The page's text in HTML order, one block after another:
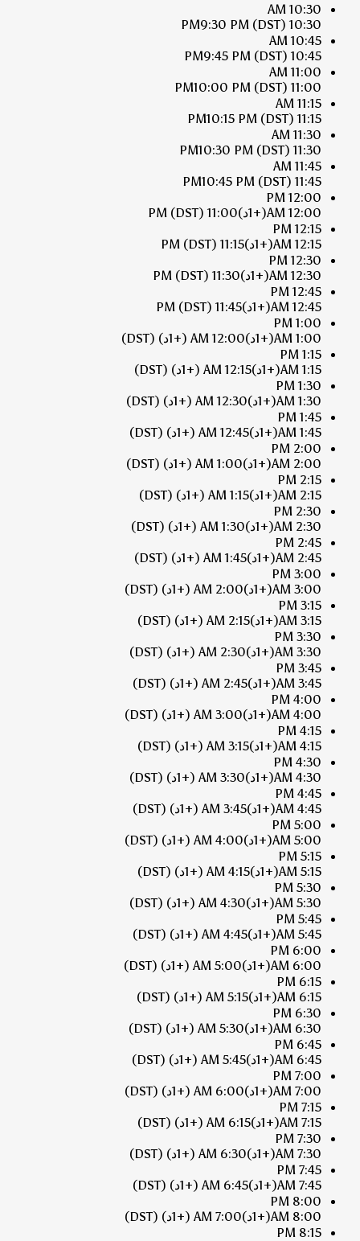
10:30 AM
10:30 PM
9:30 PM (DST)
10:45 AM
10:45 PM
9:45 PM (DST)
11:00 AM
11:00 PM
10:00 PM (DST)
11:15 AM
11:15 PM
10:15 PM (DST)
11:30 AM
11:30 PM
10:30 PM (DST)
11:45 AM
11:45 PM
10:45 PM (DST)
12:00 PM
12:00 AM
(+1د) 11:00 PM
(DST)
12:15 PM
12:15 AM
(+1د) 11:15 PM
(DST)
12:30 PM
12:30 AM
(+1د) 11:30 PM
(DST)
12:45 PM
12:45 AM
(+1د) 11:45 PM
(DST)
1:00 PM
1:00 AM
(+1د) 12:00 AM (+1د)
(DST)
1:15 PM
1:15 AM
(+1د) 12:15 AM (+1د)
(DST)
1:30 PM
1:30 AM
(+1د) 12:30 AM (+1د)
(DST)
1:45 PM
1:45 AM
(+1د) 12:45 AM (+1د)
(DST)
2:00 PM
2:00 AM
(+1د) 1:00 AM (+1د)
(DST)
2:15 PM
2:15 AM
(+1د) 1:15 AM (+1د)
(DST)
2:30 PM
2:30 AM
(+1د) 1:30 AM (+1د)
(DST)
2:45 PM
2:45 AM
(+1د) 1:45 AM (+1د)
(DST)
3:00 PM
3:00 AM
(+1د) 2:00 AM (+1د)
(DST)
3:15 PM
3:15 AM
(+1د) 2:15 AM (+1د)
(DST)
3:30 PM
3:30 AM
(+1د) 2:30 AM (+1د)
(DST)
3:45 PM
3:45 AM
(+1د) 2:45 AM (+1د)
(DST)
4:00 PM
4:00 AM
(+1د) 3:00 AM (+1د)
(DST)
4:15 PM
4:15 AM
(+1د) 3:15 AM (+1د)
(DST)
4:30 PM
4:30 AM
(+1د) 3:30 AM (+1د)
(DST)
4:45 PM
4:45 AM
(+1د) 3:45 AM (+1د)
(DST)
5:00 PM
5:00 AM
(+1د) 4:00 AM (+1د)
(DST)
5:15 PM
5:15 AM
(+1د) 4:15 AM (+1د)
(DST)
5:30 PM
5:30 AM
(+1د) 4:30 AM (+1د)
(DST)
5:45 PM
5:45 AM
(+1د) 4:45 AM (+1د)
(DST)
6:00 PM
6:00 AM
(+1د) 5:00 AM (+1د)
(DST)
6:15 PM
6:15 AM
(+1د) 5:15 AM (+1د)
(DST)
6:30 PM
6:30 AM
(+1د) 5:30 AM (+1د)
(DST)
6:45 PM
6:45 AM
(+1د) 5:45 AM (+1د)
(DST)
7:00 PM
7:00 AM
(+1د) 6:00 AM (+1د)
(DST)
7:15 PM
7:15 AM
(+1د) 6:15 AM (+1د)
(DST)
7:30 PM
7:30 AM
(+1د) 6:30 AM (+1د)
(DST)
7:45 PM
7:45 AM
(+1د) 6:45 AM (+1د)
(DST)
8:00 PM
8:00 AM
(+1د) 7:00 AM (+1د)
(DST)
8:15 PM